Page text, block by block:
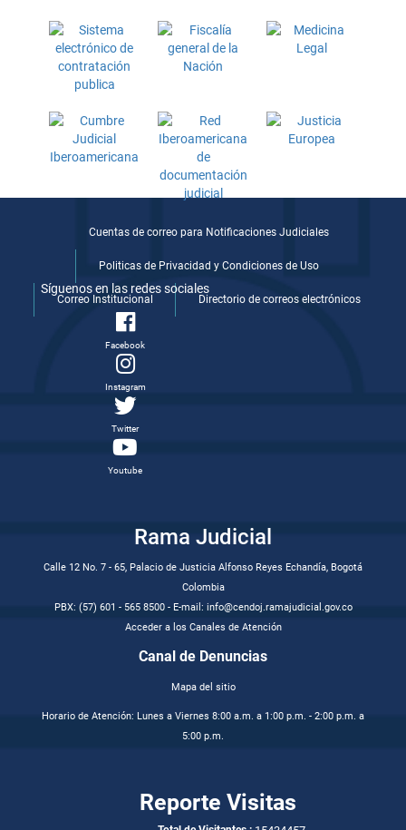
Cuentas de correo para Notificaciones Judiciales
Politicas de Privacidad y Condiciones de Uso
Correo Institucional Directorio de correos electrónicos
Síguenos en las redes sociales
Facebook
Instagram
Twitter
Youtube
Rama Judicial
Calle 12 No. 7 - 65, Palacio de Justicia Alfonso Reyes Echandía, Bogotá
Colombia
PBX: (57) 601 - 565 8500 - E-mail: info@cendoj.ramajudicial.gov.co
Acceder a los Canales de Atención
Canal de Denuncias
Mapa del sitio
Horario de Atención: Lunes a Viernes 8:00 a.m. a 1:00 p.m. - 2:00 p.m. a
5:00 p.m.
Reporte Visitas